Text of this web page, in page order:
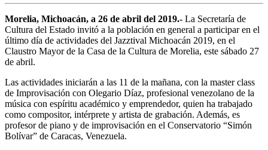
Morelia, Michoacán, a 26 de abril del 2019.- La Secretaría de
Cultura del Estado invitó a la población en general a participar en el
último día de actividades del Jazztival Michoacán 2019, en el
Claustro Mayor de la Casa de la Cultura de Morelia, este sábado 27
de abril.
Las actividades iniciarán a las 11 de la mañana, con la master class
de Improvisación con Olegario Díaz, profesional venezolano de la
música con espíritu académico y emprendedor, quien ha trabajado
como compositor, intérprete y artista de grabación. Además, es
profesor de piano y de improvisación en el Conservatorio “Simón
Bolívar” de Caracas, Venezuela.